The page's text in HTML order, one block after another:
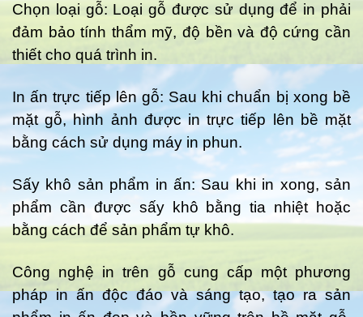
Chọn loại gỗ: Loại gỗ được sử dụng để in phải
đảm bảo tính thẩm mỹ, độ bền và độ cứng cần
thiết cho quá trình in.
In ấn trực tiếp lên gỗ: Sau khi chuẩn bị xong bề
mặt gỗ, hình ảnh được in trực tiếp lên bề mặt
bằng cách sử dụng máy in phun.
Sấy khô sản phẩm in ấn: Sau khi in xong, sản
phẩm cần được sấy khô bằng tia nhiệt hoặc
bằng cách để sản phẩm tự khô.
Công nghệ in trên gỗ cung cấp một phương
pháp in ấn độc đáo và sáng tạo, tạo ra sản